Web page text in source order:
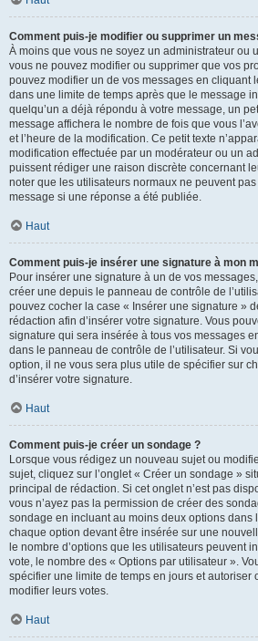
Comment puis-je modifier ou supprimer un
À moins que vous ne soyez un administrateur ou
vous ne pouvez modifier ou supprimer que vos
pouvez modifier un de vos messages en cliquant
dans une limite de temps après que le message
quelqu’un a déjà répondu à votre message, un
message affichera le nombre de fois que vous
et l’heure de la modification. Ce petit texte
modification effectuée par un modérateur ou un
puissent rédiger une raison discrète concernant
noter que les utilisateurs normaux ne peuvent
message si une réponse a été publiée.
Haut
Comment puis-je insérer une signature à mon
Pour insérer une signature à un de vos
créer une depuis le panneau de contrôle de
pouvez cocher la case « Insérer une signature »
rédaction afin d’insérer votre signature. Vous
signature qui sera insérée à tous vos messages
dans le panneau de contrôle de l’utilisateur. Si
option, il ne vous sera plus utile de spécifier sur
d’insérer votre signature.
Haut
Comment puis-je créer un sondage ?
Lorsque vous rédigez un nouveau sujet ou
sujet, cliquez sur l’onglet « Créer un sondage »
principal de rédaction. Si cet onglet n’est pas
vous n’ayez pas la permission de créer des
sondage en incluant au moins deux options dans
chaque option devant être insérée sur une
le nombre d’options que les utilisateurs peuvent
vote, le nombre des « Options par utilisateur ».
spécifier une limite de temps en jours et autoriser
modifier leurs votes.
Haut